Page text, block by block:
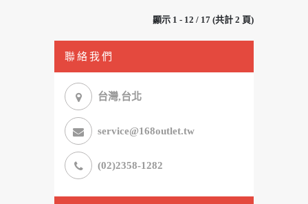
顯示 1 - 12 / 17 (共計 2 頁)
聯絡我們
台灣,台北
service@168outlet.tw
(02)2358-1282